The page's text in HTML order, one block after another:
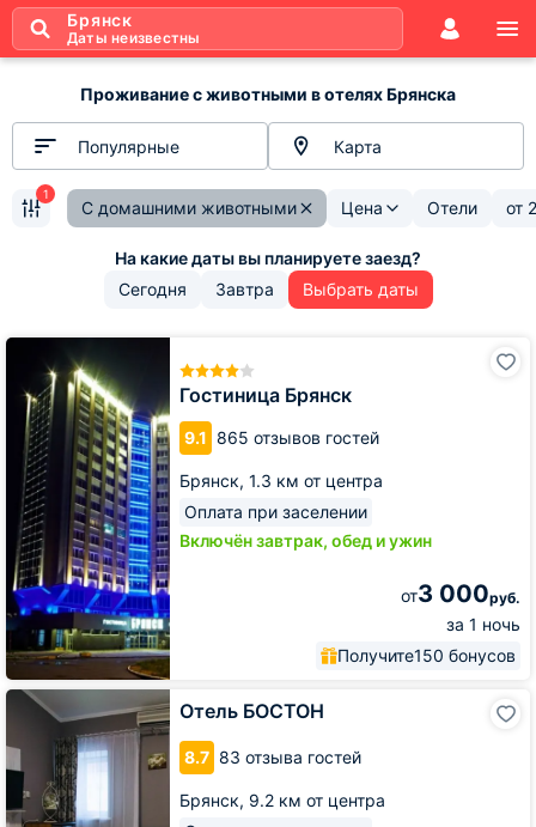
Брянск
Даты неизвестны
Проживание с животными в отелях Брянска
Популярные Карта
С домашними животными Цена Отели от
1
Сегодня Завтра Выбрать даты
Гостиница Брянск
9.1 865 отзывов гостей
Брянск, 1.3 км от центра
Оплата при заселении
Включён завтрак, обед и ужин
от3 000руб.
за 1 ночь
Получите150 бонусов
Гостиница
Брянск
Отель БОСТОН
8.7 83 отзыва гостей
Брянск, 9.2 км от центра
Отель
БОСТОН